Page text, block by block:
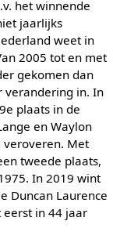
het winnende
jaarlijks
weet in
2005 tot en met
gekomen dan
verandering in. In
plaats in de
en Waylon
veroveren. Met
tweede plaats,
In 2019 wint
Duncan Laurence
in 44 jaar